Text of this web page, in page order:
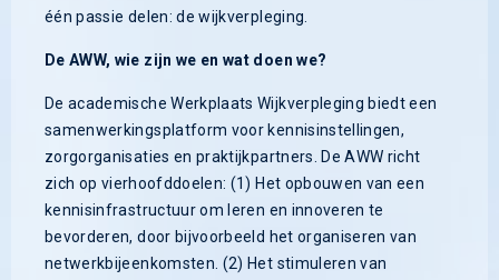
één passie delen: de wijkverpleging.
De AWW, wie zijn we en wat doen we?
De academische Werkplaats Wijkverpleging biedt een
samenwerkingsplatform voor kennisinstellingen,
zorgorganisaties en praktijkpartners. De AWW richt
zich op vierhoofddoelen: (1) Het opbouwen van een
kennisinfrastructuur om leren en innoveren te
bevorderen, door bijvoorbeeld het organiseren van
netwerkbijeenkomsten. (2) Het stimuleren van